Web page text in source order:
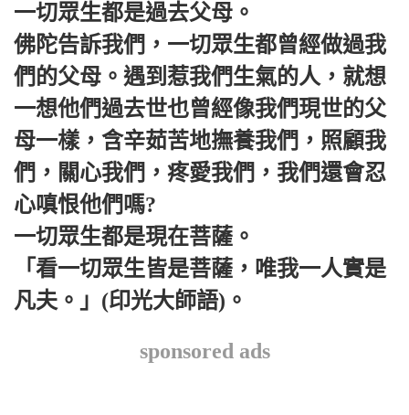
一切眾生都是過去父母。
佛陀告訴我們，一切眾生都曾經做過我
們的父母。遇到惹我們生氣的人，就想
一想他們過去世也曾經像我們現世的父
母一樣，含辛茹苦地撫養我們，照顧我
們，關心我們，疼愛我們，我們還會忍
心嗔恨他們嗎?
一切眾生都是現在菩薩。
「看一切眾生皆是菩薩，唯我一人實是
凡夫。」(印光大師語)。
sponsored ads